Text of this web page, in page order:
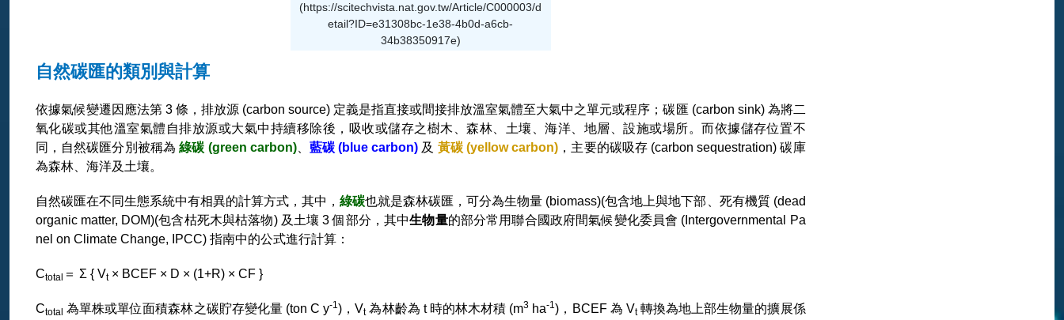
(https://scitechvista.nat.gov.tw/Article/C000003/d
etail?ID=e31308bc-1e38-4b0d-a6cb-
34b38350917e)
自然碳匯的類別與計算
依據氣候變遷因應法第 3 條，排放源 (carbon source) 定義是指直接或間接排放溫室氣體至大氣中之單元或程序；碳匯 (carbon sink) 為將二
氧化碳或其他溫室氣體自排放源或大氣中持續移除後，吸收或儲存之樹木、森林、土壤、海洋、地層、設施或場所。而依據儲存位置不
同，自然碳匯分別被稱為綠碳 (green carbon)、 藍碳 (blue carbon) 及 黃碳 (yellow carbon) ，主要的碳吸存 (carbon sequestration) 碳庫
為森林、海洋及土壤。
自然碳匯在不同生態系統中有相異的計算方式，其中，綠碳也就是森林碳匯，可分為生物量 (biomass)(包含地上與地下部、死有機質 (dead
organic matter, DOM)(包含枯死木與枯落物) 及土壤 3 個部分，其中生物量的部分常用聯合國政府間氣候變化委員會 (Intergovernmental Pa
nel on Climate Change, IPCC) 指南中的公式進行計算：
Ctotal ＝ Σ { Vt× BCEF × D × (1+R) × CF }
Ctotal 為單株或單位面積森林之碳貯存變化量 (ton C y-1)，Vt為林齡為 t 時的林木材積 (m3 ha-1)，BCEF 為 Vt轉換為地上部生物量的擴展係